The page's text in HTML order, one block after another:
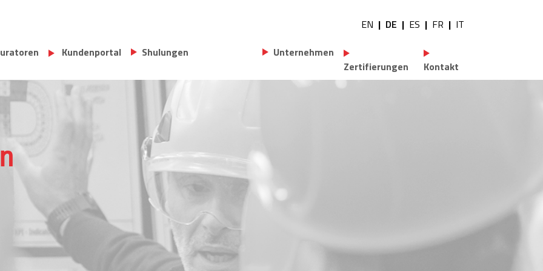
EN
DE ES FR IT
Kundenportal Shulungen Utility navigation
Unternehmen
Zertifierungen
Kontakt